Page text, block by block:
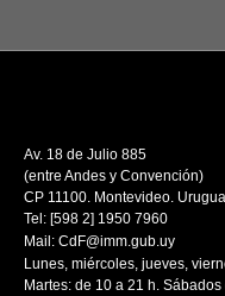
Av. 18 de Julio 885
(entre Andes y Convención)
CP 11100. Montevideo.
Tel: [598 2] 1950 7960
Mail: CdF@imm.gub.uy
Lunes, miércoles, jueves,
Martes: de 10 a 21 h.